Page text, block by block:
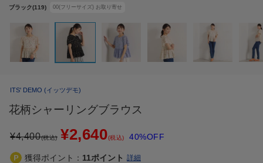
ブラック(119) 00(フリーサイズ) お取り寄せ
ITS' DEMO (イッツデモ)
花柄シャーリングブラウス
¥4,400(税込) ¥2,640(税込) 40%OFF
獲得ポイント： 11ポイント 詳細